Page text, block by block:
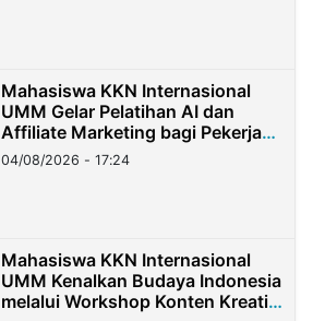
Mahasiswa KKN Internasional
UMM Gelar Pelatihan AI dan
Affiliate Marketing bagi Pekerja
Migran Indonesia di Taiwan
04/08/2026 - 17:24
Mahasiswa KKN Internasional
UMM Kenalkan Budaya Indonesia
melalui Workshop Konten Kreatif